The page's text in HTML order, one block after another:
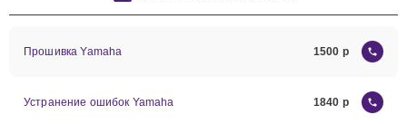
Прошивка Yamaha 1500
Устранение ошибок Yamaha 1840